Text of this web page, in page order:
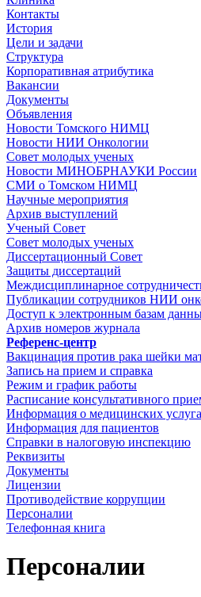
Контакты
История
Цели и задачи
Структура
Корпоративная атрибутика
Вакансии
Документы
Объявления
Новости Томского НИМЦ
Новости НИИ Онкологии
Совет молодых ученых
Новости МИНОБРНАУКИ России
СМИ о Томском НИМЦ
Научные мероприятия
Архив выступлений
Ученый Совет
Совет молодых ученых
Диссертационный Совет
Защиты диссертаций
Междисциплинарное
Публикации сотрудников НИИ
Доступ к электронным базам
Архив номеров журнала
Референс-центр
Вакцинация против рака шейки
Запись на прием и справка
Режим и график работы
Расписание консультативного
Информация о медицинских
Информация для пациентов
Справки в налоговую инспекцию
Реквизиты
Документы
Лицензии
Противодействие коррупции
Персоналии
Телефонная книга
Персоналии